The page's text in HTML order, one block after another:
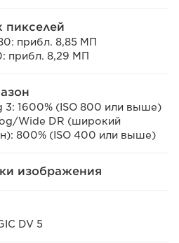
пикселей
прибл. 8,85 МП
прибл. 8,29 МП
3: 1600% (ISO 800 или выше)
Wide DR (широкий
800% (ISO 400 или выше)
изображения
DV 5